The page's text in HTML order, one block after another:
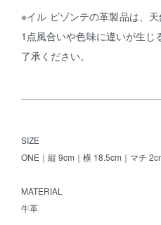
※イル ビゾンテの革製品は、
1点風合いや色味に違いが生
了承ください。
SIZE
ONE｜縦 9cm｜横 18.5cm｜マチ
MATERIAL
牛革